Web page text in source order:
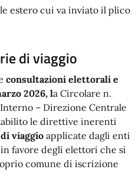
estero cui va inviato il plico
di viaggio
consultazioni elettorali e
2026, la Circolare n.
– Direzione Centrale
le direttive inerenti
viaggioapplicate dagli enti
favore degli elettori che si
comune di iscrizione